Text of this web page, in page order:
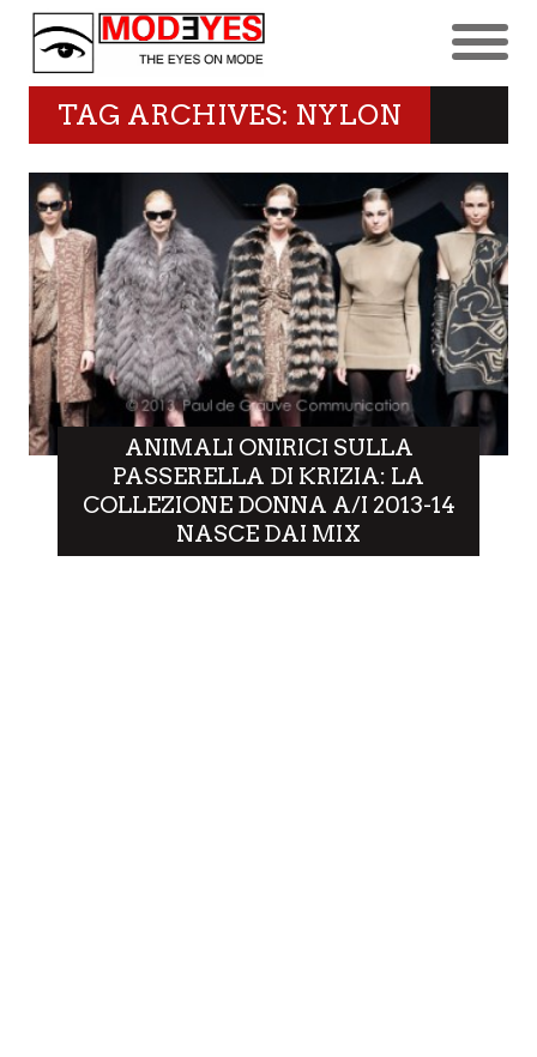
TAG ARCHIVES: NYLON
ANIMALI ONIRICI SULLA
PASSERELLA DI KRIZIA: LA
COLLEZIONE DONNA A/I 2013-14
NASCE DAI MIX